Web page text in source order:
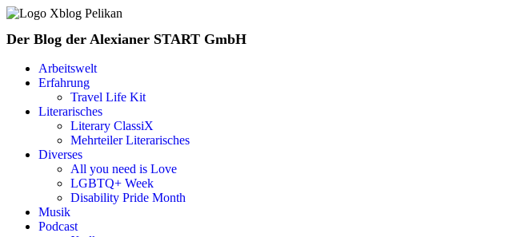
Der Blog der Alexianer START GmbH
Arbeitswelt
Erfahrung
Travel Life Kit
Literarisches
Literary ClassiX
Mehrteiler Literarisches
Diverses
All you need is Love
LGBTQ+ Week
Disability Pride Month
Musik
Podcast